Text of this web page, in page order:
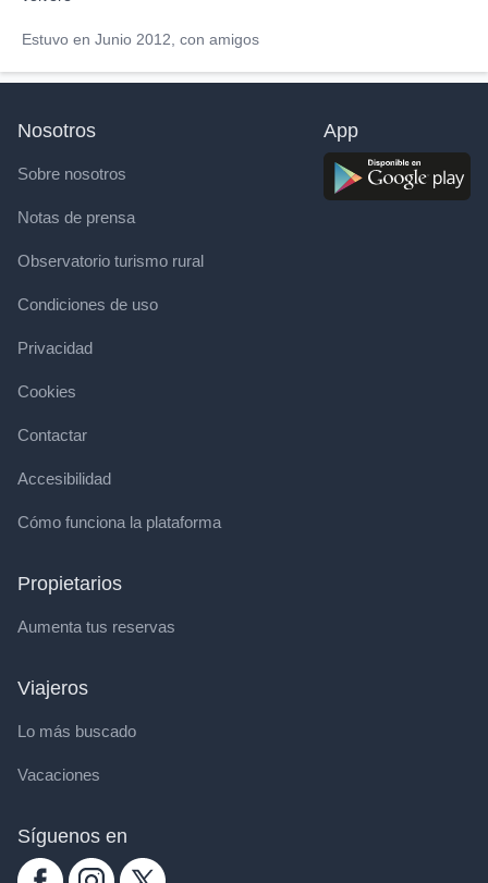
Estuvo en Junio 2012, con amigos
Nosotros
Sobre nosotros
Notas de prensa
Observatorio turismo rural
Condiciones de uso
Privacidad
Cookies
Contactar
Accesibilidad
Cómo funciona la plataforma
Propietarios
Aumenta tus reservas
Viajeros
Lo más buscado
Vacaciones
App
Síguenos en